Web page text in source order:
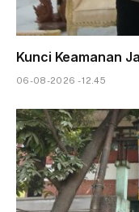
Kunci Keamanan
06-08-2026 - 12.45